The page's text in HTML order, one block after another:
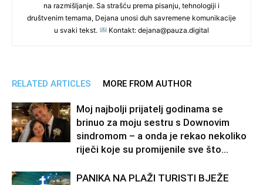
na razmišljanje. Sa strašću prema pisanju, tehnologiji i
društvenim temama, Dejana unosi duh savremene komunikacije
u svaki tekst.
Kontakt: dejana@pauza.digital
RELATED ARTICLES MORE FROM AUTHOR
Moj najbolji prijatelj godinama se
brinuo za moju sestru s Downovim
sindromom – a onda je rekao nekoliko
riječi koje su promijenile sve što...
PANIKA NA PLAŽI TURISTI BJEŽE